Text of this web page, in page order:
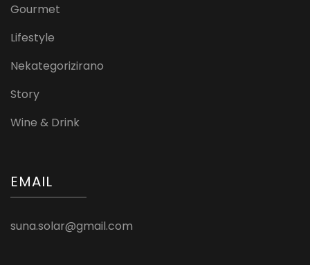
Gourmet
Lifestyle
Nekategorizirano
Story
Wine & Drink
EMAIL
suna.solar@gmail.com